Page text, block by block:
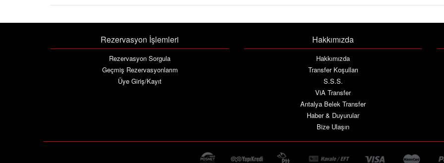
Rezervasyon İşlemleri
Rezervasyon Sorgula
Geçmiş Rezervasyonlarım
Üye Giriş/Kayıt
Hakkımızda
Hakkımızda
Transfer Koşulları
S.S.S.
ViA Transfer
Antalya Belek Transfer
Haber & Duyurular
Bize Ulaşın